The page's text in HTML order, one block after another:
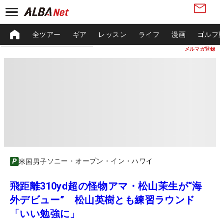
メルマガ登録
全ツアー ギア レッスン ライフ 漫画 ゴル
米国男子ソニー・オープン・イン・ハワイ
飛距離310yd超の怪物アマ・松山茉生が“海
外デビュー” 松山英樹とも練習ラウンド
「いい勉強に」